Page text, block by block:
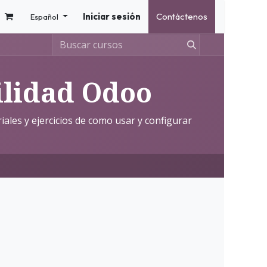
Español Iniciar sesión Contáctenos
Odoo
y ejercicios de como usar y configurar